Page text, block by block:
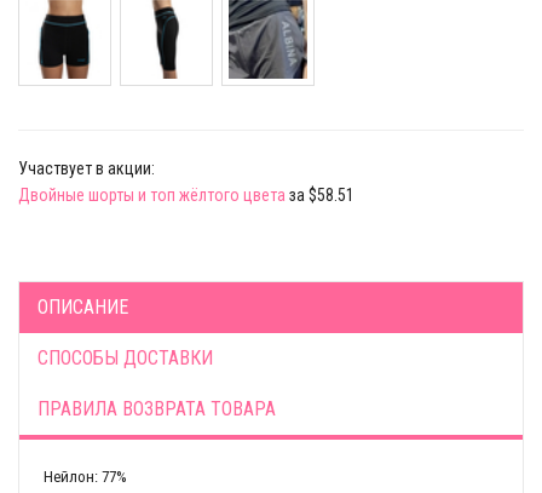
Участвует в акции:
Двойные шорты и топ жёлтого цвета за $58.51
ОПИСАНИЕ
СПОСОБЫ ДОСТАВКИ
ПРАВИЛА ВОЗВРАТА ТОВАРА
Нейлон: 77%